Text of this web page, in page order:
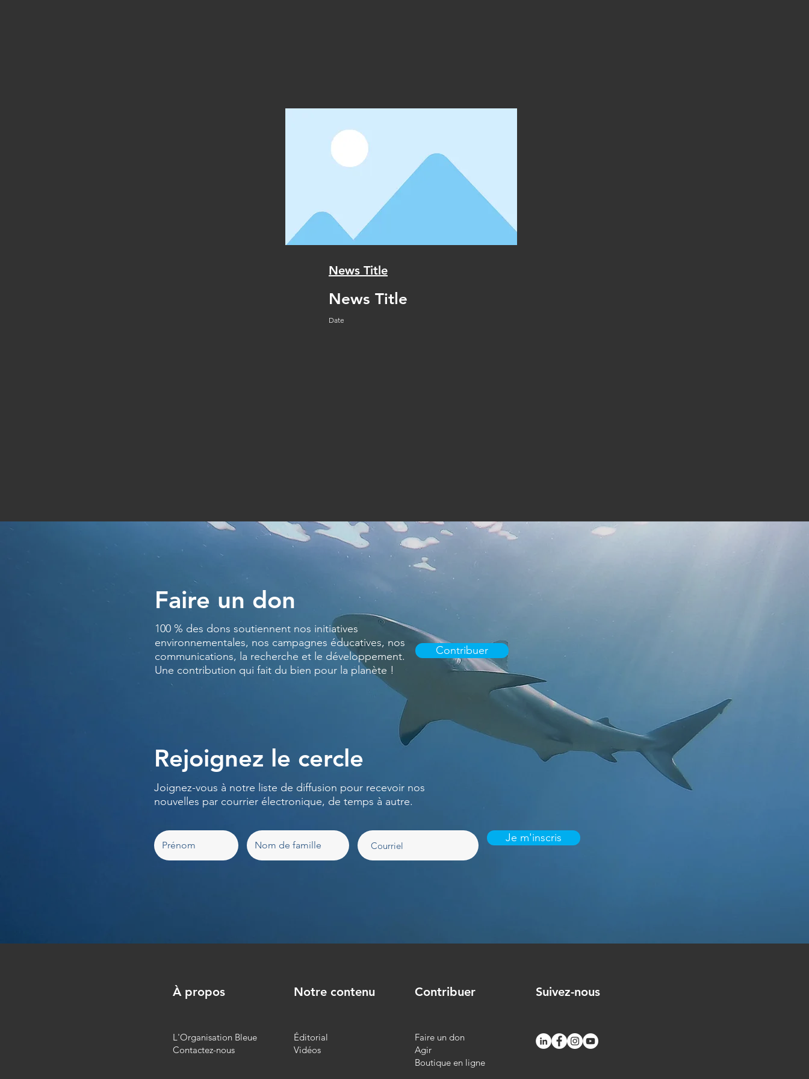
News Title
News Title
Date
Faire un don
100 % des dons soutiennent nos initiatives
environnementales, nos campagnes éducatives, nos
communications, la recherche et le développement.
Une contribution qui fait du bien pour la planète !
Contribuer
Rejoignez le cercle
Joignez-vous à notre liste de diffusion pour recevoir nos
nouvelles par courrier électronique, de temps à autre.
Je m'inscris
À propos Notre contenu Contribuer Suivez-nous
L'Organisation Bleue
Contactez-nous
Éditorial
Vidéos
Faire un don
Agir
Boutique en ligne